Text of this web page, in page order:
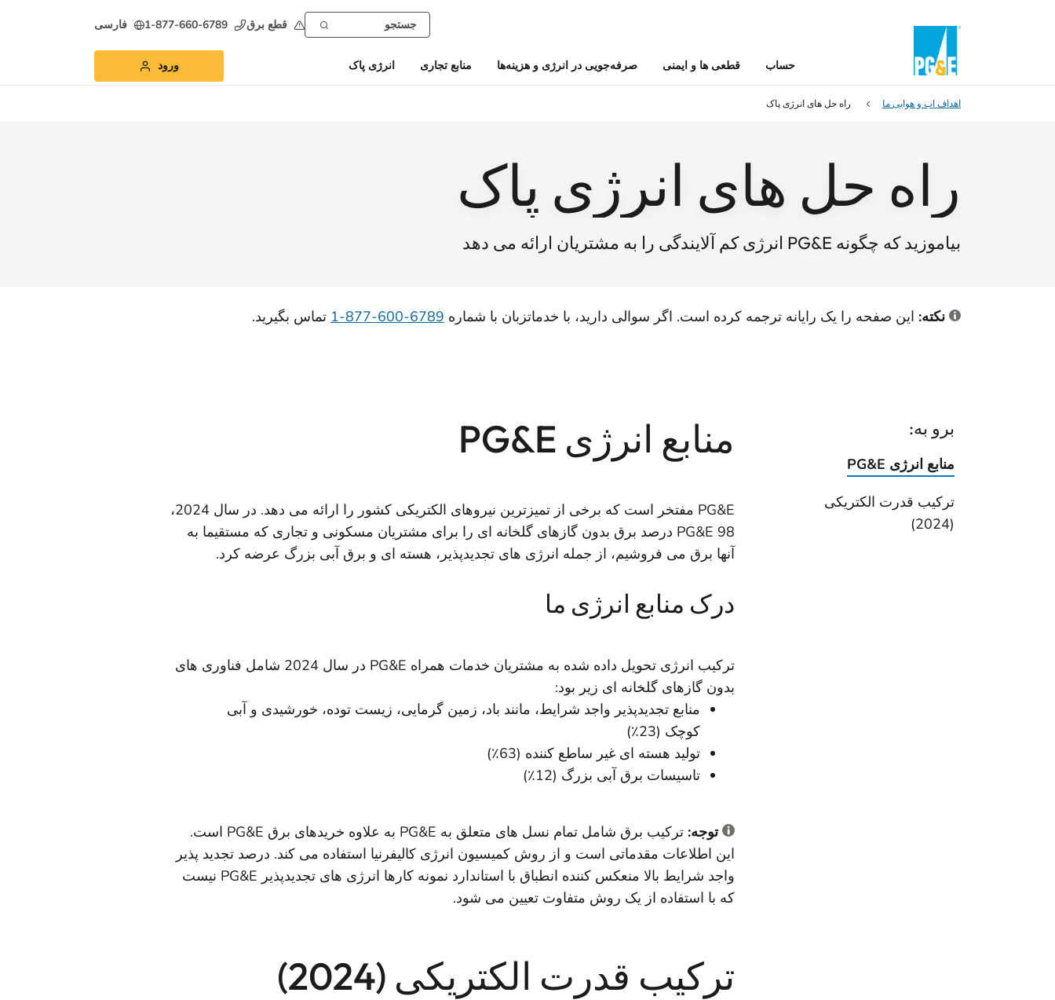
قطع برق 1-877-660-6789 فارسی
حساب قطعی ها و ایمنی صرفه‌جویی در انرژی و هزینه‌ها منابع تجاری انرژی پاک ورود
اهداف اب و هوایی ما راه حل های انرژی پاک
راه حل های انرژی پاک
بیاموزید که چگونه PG&E انرژی کم آلایندگی را به مشتریان ارائه می دهد
نکته: این صفحه را یک رایانه ترجمه کرده است. اگر سوالی دارید، با خدماتزبان با شماره 6789-600-877-1 تماس بگیرید.
برو به:
منابع انرژی PG&E
ترکیب قدرت الکتریکی
(2024)
منابع انرژی PG&E
PG&E مفتخر است که برخی از تمیزترین نیروهای الکتریکی کشور را ارائه می دهد. در سال 2024،
PG&E 98 درصد برق بدون گازهای گلخانه ای را برای مشتریان مسکونی و تجاری که مستقیما به
آنها برق می فروشیم، از جمله انرژی های تجدیدپذیر، هسته ای و برق آبی بزرگ عرضه کرد.
درک منابع انرژی ما
ترکیب انرژی تحویل داده شده به مشتریان خدمات همراه PG&E در سال 2024 شامل فناوری های
بدون گازهای گلخانه ای زیر بود:
منابع تجدیدپذیر واجد شرایط، مانند باد، زمین گرمایی، زیست توده، خورشیدی و آبی
کوچک (23٪)
تولید هسته ای غیر ساطع کننده (63٪)
تاسیسات برق آبی بزرگ (12٪)
توجه:
ترکیب برق شامل تمام نسل های متعلق به PG&E به علاوه خریدهای برق PG&E است.
این اطلاعات مقدماتی است و از روش کمیسیون انرژی کالیفرنیا استفاده می کند. درصد تجدید پذیر
واجد شرایط بالا منعکس کننده انطباق با استاندارد نمونه کارها انرژی های تجدیدپذیر PG&E نیست
که با استفاده از یک روش متفاوت تعیین می شود.
ترکیب قدرت الکتریکی (2024)